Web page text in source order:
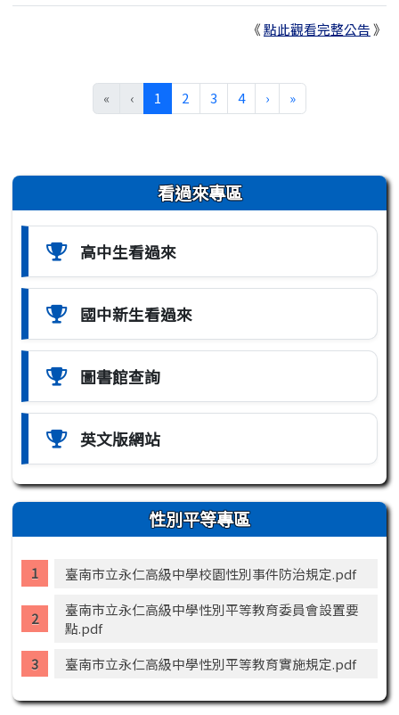
《點此觀看完整公告》
« ‹ 1 (目前頁次)
2 3 4 ›下一頁
»最後頁
左邊區域內容 看過來專區
高中生看過來
國中新生看過來
圖書館查詢
英文版網站
性別平等專區
臺南市立永仁高級中學校園性別事件防治規定.pdf
臺南市立永仁高級中學性別平等教育委員會設置要
點.pdf
臺南市立永仁高級中學性別平等教育實施規定.pdf